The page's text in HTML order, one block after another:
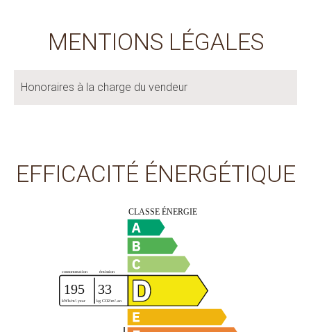
MENTIONS LÉGALES
Honoraires à la charge du vendeur
EFFICACITÉ ÉNERGÉTIQUE